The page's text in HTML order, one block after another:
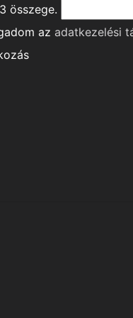
3 összege.
az adatkezelési